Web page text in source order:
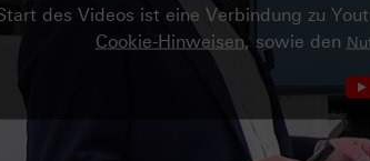
des Videos ist eine Verbindung zu
Cookie-Hinweisen, sowie den